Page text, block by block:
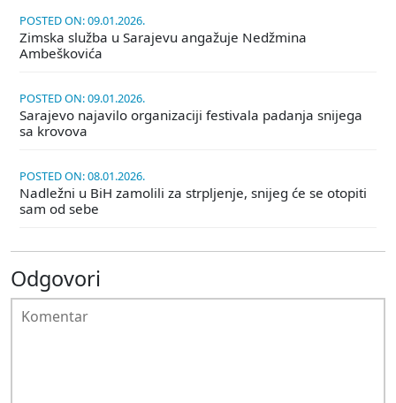
POSTED ON: 09.01.2026.
Zimska služba u Sarajevu angažuje Nedžmina
Ambeškovića
POSTED ON: 09.01.2026.
Sarajevo najavilo organizaciji festivala padanja snijega
sa krovova
POSTED ON: 08.01.2026.
Nadležni u BiH zamolili za strpljenje, snijeg će se otopiti
sam od sebe
Odgovori